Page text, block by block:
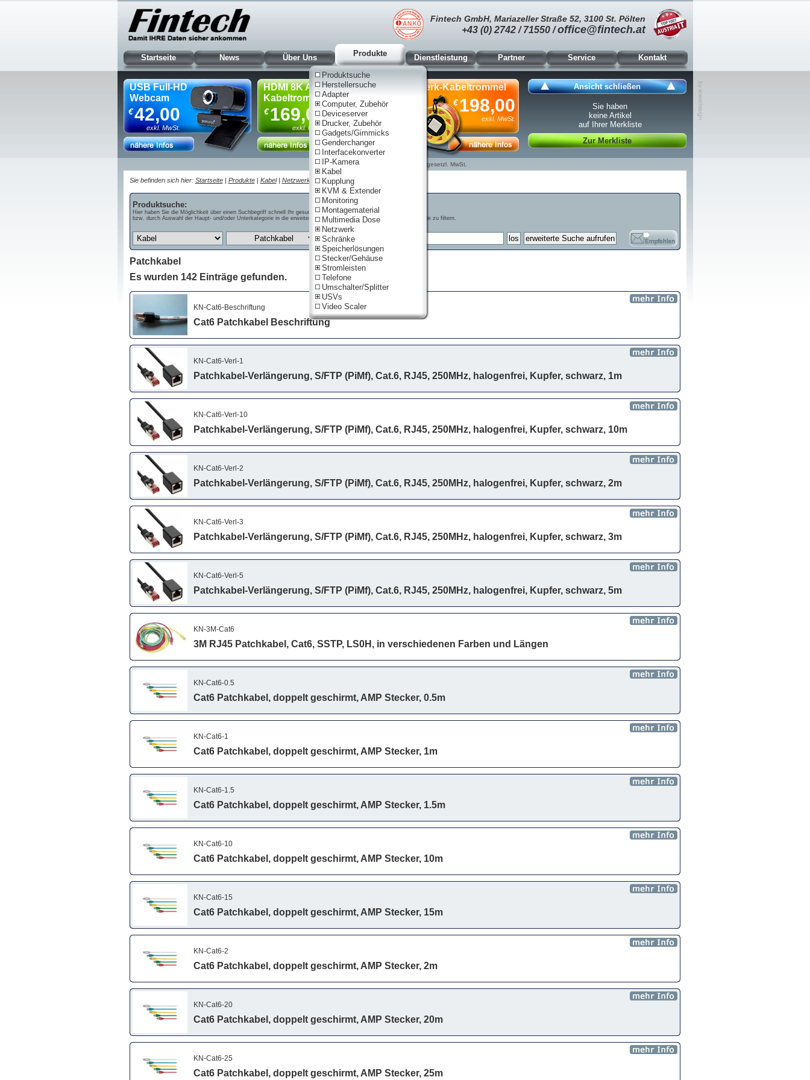
Fintech GmbH, Mariazeller Straße 52, 3100 St. Pölten
+43 (0) 2742 / 71550 /office@fintech.at
Startseite News Über Uns Produkte
Produktsuche
Herstellersuche
Adapter
Computer, Zubehör
Deviceserver
Drucker, Zubehör
Gadgets/Gimmicks
Genderchanger
Interfacekonverter
IP-Kamera
Kabel
Kupplung
KVM & Extender
Monitoring
Montagematerial
Multimedia Dose
Netzwerk
Schränke
Speicherlösungen
Stecker/Gehäuse
Stromleisten
Telefone
Umschalter/Splitter
USVs
Video Scaler
Dienstleistung Partner Service Kontakt
USB Full-HD
Webcam
42,00
€
exkl. MwSt.
HDMI 8K AOC
Kabeltrommel, 90m
169,00
€
exkl. MwSt.
Netzwerk-Kabeltrommel
198,00
€
exkl. MwSt.
Ansicht schließen
Sie haben
keine Artikel
auf Ihrer Merkliste
Zur Merkliste
Nur für Gewerbe. Preise zzgl. gesetzl. MwSt.
Sie befinden sich hier: Startseite| Produkte| Kabel| Netzwerk |Cat6 | Patchkabel
Produktsuche:
Hier haben Sie die Möglichkeit über einen Suchbegriff schnell Ihr gesuchtes Produkt zu finden
bzw. durch Auswahl der Haupt- und/oder Unterkategorie in die erweiterte Suche zu gelangen, um bestimmte Merkmale zu filtern.
Patchkabel
Es wurden 142 Einträge gefunden.
KN-Cat6-Beschriftung
Cat6 Patchkabel Beschriftung
KN-Cat6-Verl-1
Patchkabel-Verlängerung, S/FTP (PiMf), Cat.6, RJ45, 250MHz, halogenfrei, Kupfer, schwarz, 1m
KN-Cat6-Verl-10
Patchkabel-Verlängerung, S/FTP (PiMf), Cat.6, RJ45, 250MHz, halogenfrei, Kupfer, schwarz, 10m
KN-Cat6-Verl-2
Patchkabel-Verlängerung, S/FTP (PiMf), Cat.6, RJ45, 250MHz, halogenfrei, Kupfer, schwarz, 2m
KN-Cat6-Verl-3
Patchkabel-Verlängerung, S/FTP (PiMf), Cat.6, RJ45, 250MHz, halogenfrei, Kupfer, schwarz, 3m
KN-Cat6-Verl-5
Patchkabel-Verlängerung, S/FTP (PiMf), Cat.6, RJ45, 250MHz, halogenfrei, Kupfer, schwarz, 5m
KN-3M-Cat6
3M RJ45 Patchkabel, Cat6, SSTP, LS0H, in verschiedenen Farben und Längen
KN-Cat6-0.5
Cat6 Patchkabel, doppelt geschirmt, AMP Stecker, 0.5m
KN-Cat6-1
Cat6 Patchkabel, doppelt geschirmt, AMP Stecker, 1m
KN-Cat6-1.5
Cat6 Patchkabel, doppelt geschirmt, AMP Stecker, 1.5m
KN-Cat6-10
Cat6 Patchkabel, doppelt geschirmt, AMP Stecker, 10m
KN-Cat6-15
Cat6 Patchkabel, doppelt geschirmt, AMP Stecker, 15m
KN-Cat6-2
Cat6 Patchkabel, doppelt geschirmt, AMP Stecker, 2m
KN-Cat6-20
Cat6 Patchkabel, doppelt geschirmt, AMP Stecker, 20m
KN-Cat6-25
Cat6 Patchkabel, doppelt geschirmt, AMP Stecker, 25m